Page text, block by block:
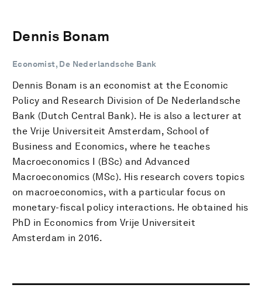
Dennis Bonam
Economist, De Nederlandsche Bank
Dennis Bonam is an economist at the Economic
Policy and Research Division of De Nederlandsche
Bank (Dutch Central Bank). He is also a lecturer at
the Vrije Universiteit Amsterdam, School of
Business and Economics, where he teaches
Macroeconomics I (BSc) and Advanced
Macroeconomics (MSc). His research covers topics
on macroeconomics, with a particular focus on
monetary-fiscal policy interactions. He obtained his
PhD in Economics from Vrije Universiteit
Amsterdam in 2016.